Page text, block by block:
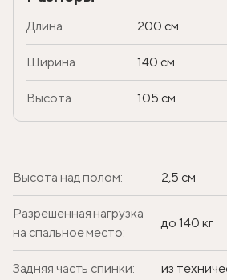
Длина 200 см
Ширина 140 см
Высота 105 см
Высота над полом: 2,5 см
Разрешенная нагрузка
на спальное место:
до 140 кг
Задняя часть спинки: из